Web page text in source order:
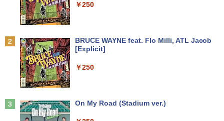
Anker Soundcore P31i ホワイト
Anker Soundcore Liberty 5 ミッドナイトブ
￥250
BRUCE WAYNE feat. Flo Milli, ATL Jacob
[Explicit]
￥250
On My Road (Stadium ver.)